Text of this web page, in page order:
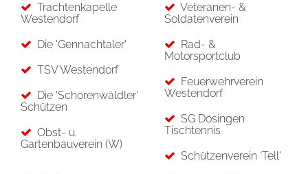
Trachtenkapelle
Westendorf
Die 'Gennachtaler'
TSV Westendorf
Die 'Schorenwäldler'
Schützen
Obst- u.
Gartenbauverein (W)
Veteranen- &
Soldatenverein
Rad- &
Motorsportclub
Feuerwehrverein
Westendorf
SG Dösingen
Tischtennis
Schützenverein 'Tell'